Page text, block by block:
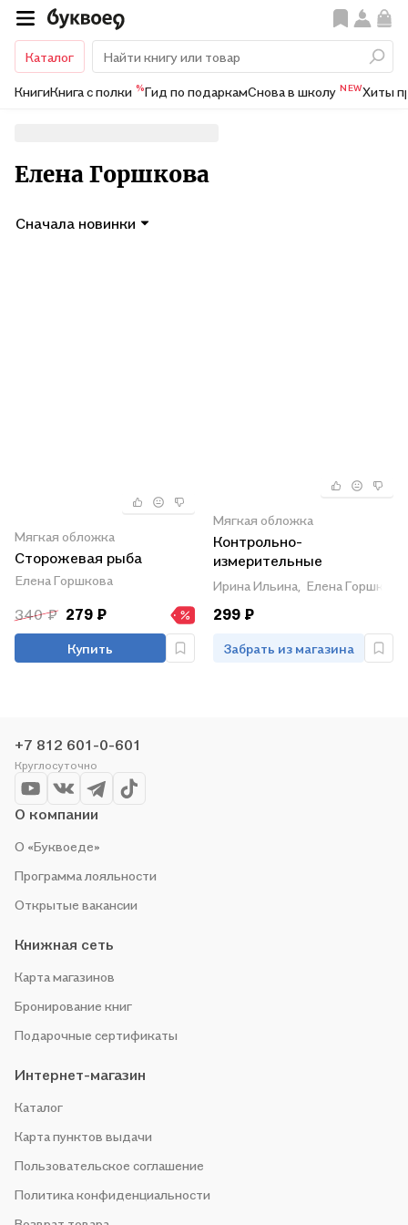
Каталог
КнигиКнига с полки %Гид по подаркамСнова в школу NEWХиты
Елена Горшкова
Сначала новинки
Мягкая обложка
Сторожевая рыба
Елена Горшкова
340 ₽ 279 ₽
Купить
Мягкая обложка
Контрольно-
измерительные
материалы:Русский
язык,литературное
Ирина Ильина, Елена Горшкова,
299 ₽
Забрать из магазина
+7 812 601-0-601
Круглосуточно
О компании
О «Буквоеде»
Программа лояльности
Открытые вакансии
Книжная сеть
Карта магазинов
Бронирование книг
Подарочные сертификаты
Интернет-магазин
Каталог
Карта пунктов выдачи
Пользовательское соглашение
Политика конфиденциальности